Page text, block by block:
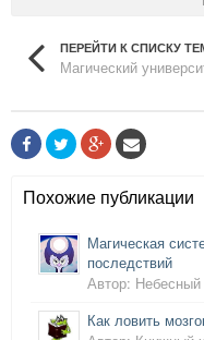
ПЕРЕЙТИ К СПИСКУ
Магический
Похожие публикации
Магическая
последствий
Автор: Небесный
Как ловить